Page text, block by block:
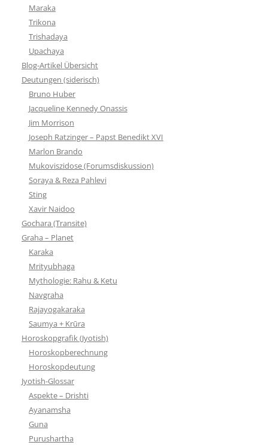
Maraka
Trikona
Trishadaya
Upachaya
Blog-Artikel Übersicht
Deutungen (siderisch)
Bruno Huber
Jacqueline Kennedy Onassis
Jim Morrison
Joseph Ratzinger – Papst Benedikt XVI
Marlon Brando
Mukoviszidose (Forumsdiskussion)
Soraya & Reza Pahlevi
Sting
Xavir Naidoo
Gochara (Transite)
Graha – Planet
Karaka
Mrityubhaga
Mythologie: Rahu & Ketu
Navgraha
Rajayogakaraka
Saumya + Krūra
Horoskopgrafik (Jyotish)
Horoskopberechnung
Horoskopdeutung
Jyotish-Glossar
Aspekte – Drishti
Ayanamsha
Guna
Purushartha